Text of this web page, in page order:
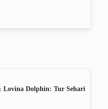
Lovina Dolphin: Tur Sehari